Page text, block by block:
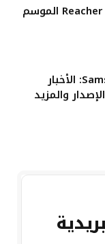
كل ما تريد معرفته عن Reacher الموسم
Samsung Galaxy Watch 7: الأخبار
والمزيد